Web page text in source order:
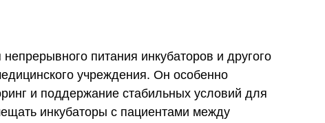
питания инкубаторов и другого
учреждения. Он особенно
и поддержание стабильных условий для
инкубаторы с пациентами между